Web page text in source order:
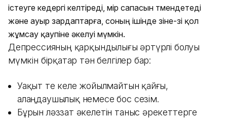
істеуге кедергі келтіреді, өмір сапасын төмендетеді
және ауыр зардаптарға, соның ішінде өзіне-өзі қол
жұмсау қаупіне әкелуі мүмкін.
Депрессияның қарқындылығы әртүрлі болуы
мүмкін бірқатар тән белгілер бар:
Уақыт өте келе жойылмайтын қайғы,
алаңдаушылық немесе бос сезім.
Бұрын ләззат әкелетін таныс әрекеттерге